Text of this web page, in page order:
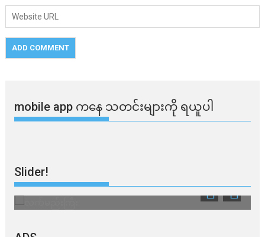
mobile app ​​ကနေ ​​သတင်းများကို ရယူပါ
Slider!
လက်မည်းကြီး